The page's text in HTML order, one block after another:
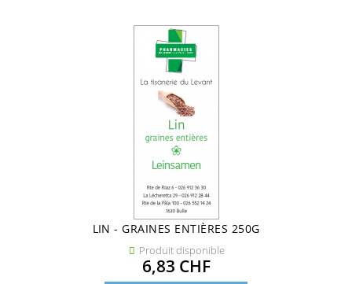
LIN - GRAINES ENTIÈRES 250G
 Produit disponible
Prix
6,83 CHF